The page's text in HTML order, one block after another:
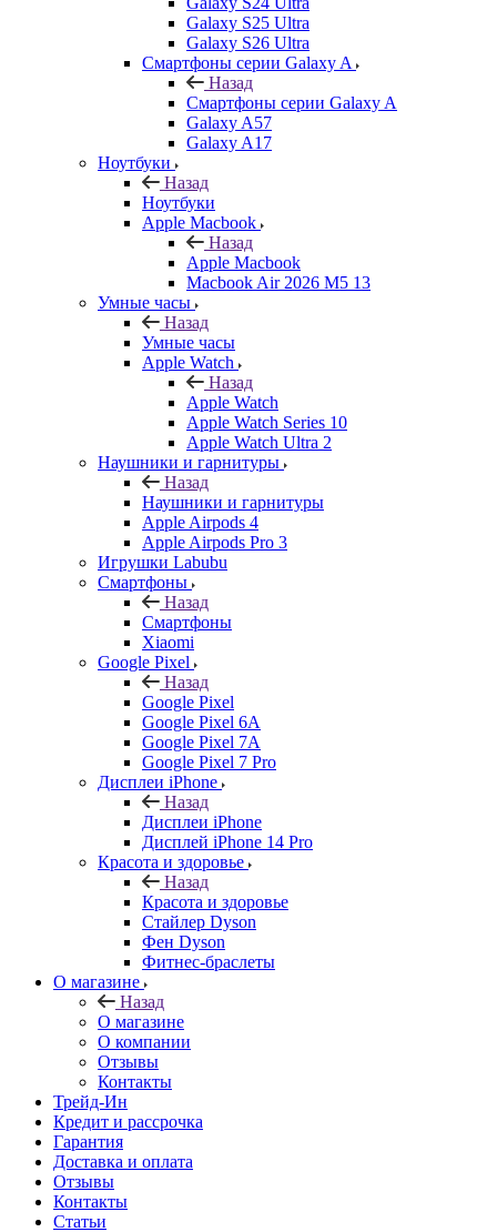
Galaxy S25 Ultra
Galaxy S26 Ultra
Смартфоны серии Galaxy A
Назад
Смартфоны серии Galaxy A
Galaxy A57
Galaxy A17
Ноутбуки
Назад
Ноутбуки
Apple Macbook
Назад
Apple Macbook
Macbook Air 2026 M5 13
Умные часы
Назад
Умные часы
Apple Watch
Назад
Apple Watch
Apple Watch Series 10
Apple Watch Ultra 2
Наушники и гарнитуры
Назад
Наушники и гарнитуры
Apple Airpods 4
Apple Airpods Pro 3
Игрушки Labubu
Смартфоны
Назад
Смартфоны
Xiaomi
Google Pixel
Назад
Google Pixel
Google Pixel 6A
Google Pixel 7А
Google Pixel 7 Pro
Дисплеи iPhone
Назад
Дисплеи iPhone
Дисплей iPhone 14 Pro
Красота и здоровье
Назад
Красота и здоровье
Стайлер Dyson
Фен Dyson
Фитнес-браслеты
О магазине
Назад
О магазине
О компании
Отзывы
Контакты
Трейд-Ин
Кредит и рассрочка
Гарантия
Доставка и оплата
Отзывы
Контакты
Статьи